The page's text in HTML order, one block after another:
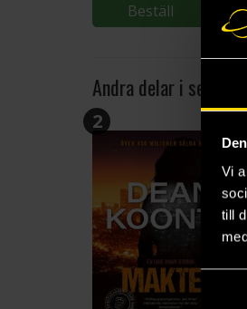
Vi
till
Beställ
Andra delar i serien
2